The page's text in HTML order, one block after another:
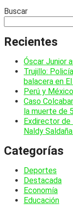
Buscar
Recientes
Óscar Junior
Trujillo:
balacera en
Perú y
Caso
la muerte de
Exdirector de
Naldy
Categorías
Deportes
Destacada
Economía
Educación